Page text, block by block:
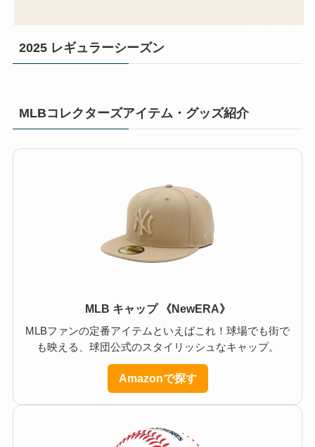
2025 レギュラーシーズン
MLBコレクターズアイテム・グッズ紹介
MLB キャップ 《NewERA》
MLBファンの定番アイテムといえばこれ！球場でも街で
も映える、球団公式のスタイリッシュなキャップ。
Amazonで探す